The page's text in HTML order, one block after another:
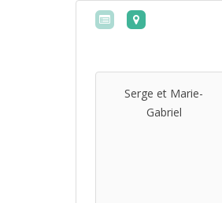
Serge et Marie-
Gabriel